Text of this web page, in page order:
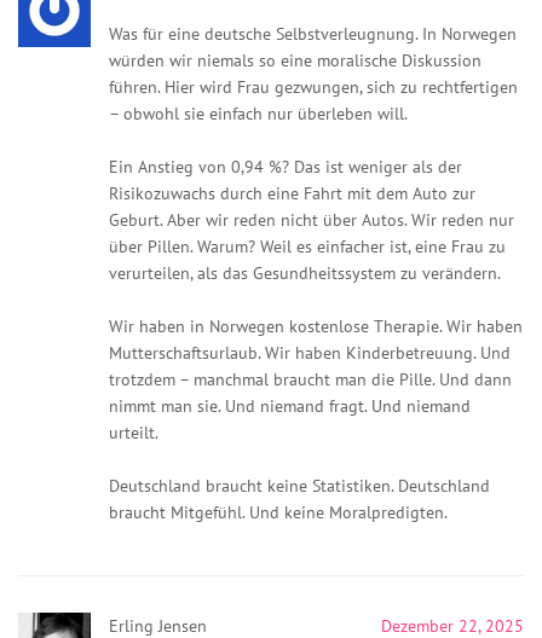
Was für eine deutsche Selbstverleugnung. In Norwegen
würden wir niemals so eine moralische Diskussion
führen. Hier wird Frau gezwungen, sich zu rechtfertigen
– obwohl sie einfach nur überleben will.
Ein Anstieg von 0,94 %? Das ist weniger als der
Risikozuwachs durch eine Fahrt mit dem Auto zur
Geburt. Aber wir reden nicht über Autos. Wir reden nur
über Pillen. Warum? Weil es einfacher ist, eine Frau zu
verurteilen, als das Gesundheitssystem zu verändern.
Wir haben in Norwegen kostenlose Therapie. Wir haben
Mutterschaftsurlaub. Wir haben Kinderbetreuung. Und
trotzdem – manchmal braucht man die Pille. Und dann
nimmt man sie. Und niemand fragt. Und niemand
urteilt.
Deutschland braucht keine Statistiken. Deutschland
braucht Mitgefühl. Und keine Moralpredigten.
Erling Jensen Dezember 22, 2025